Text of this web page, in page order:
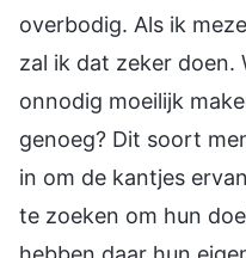
overbodig. Als ik
zal ik dat zeker doen.
onnodig moeilijk
genoeg? Dit soort
in om de kantjes
te zoeken om hun